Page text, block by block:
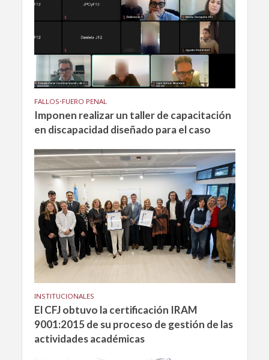
FALLOS•FUERO PENAL
Imponen realizar un taller de capacitación
en discapacidad diseñado para el caso
INSTITUCIONALES
El CFJ obtuvo la certificación IRAM
9001:2015 de su proceso de gestión de las
actividades académicas